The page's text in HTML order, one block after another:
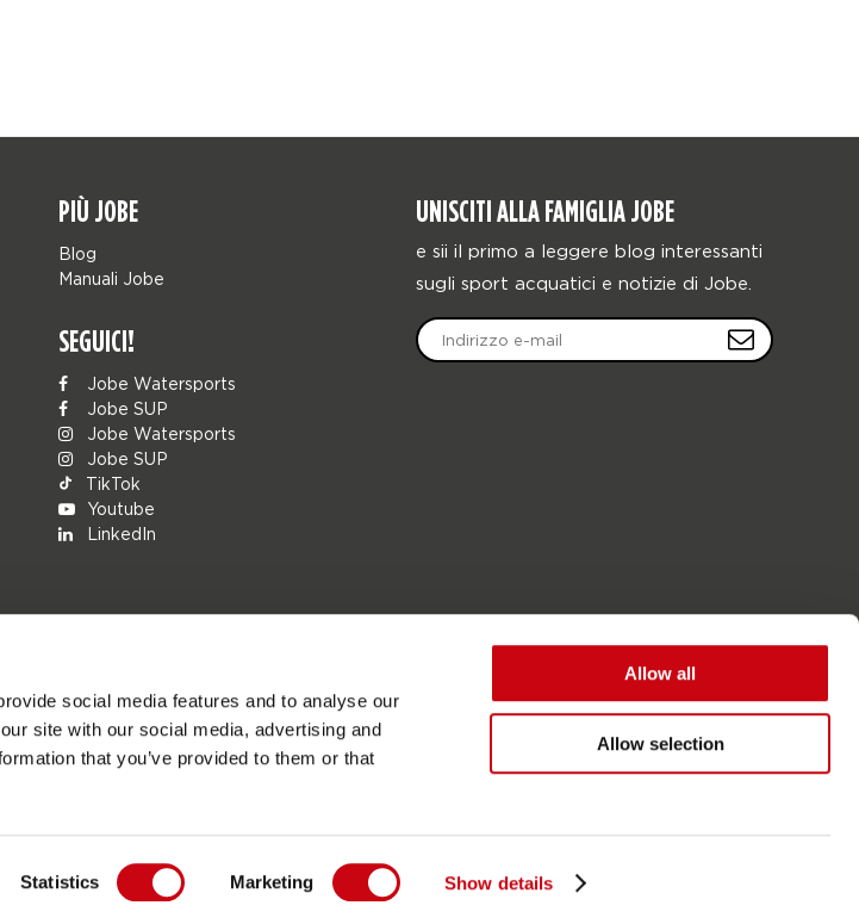
social media features and to analyse our
site with our social media, advertising and
that you’ve provided to them or that
Statistics Marketing Show details
Allow all
Allow selection
PIÙ JOBE
Blog
Manuali Jobe
SEGUICI!
Jobe Watersports
Jobe SUP
Jobe Watersports
Jobe SUP
TikTok
Youtube
LinkedIn
UNISCITI ALLA FAMIGLIA JOBE
e sii il primo a leggere blog interessanti
sugli sport acquatici e notizie di Jobe.
Accessibilità